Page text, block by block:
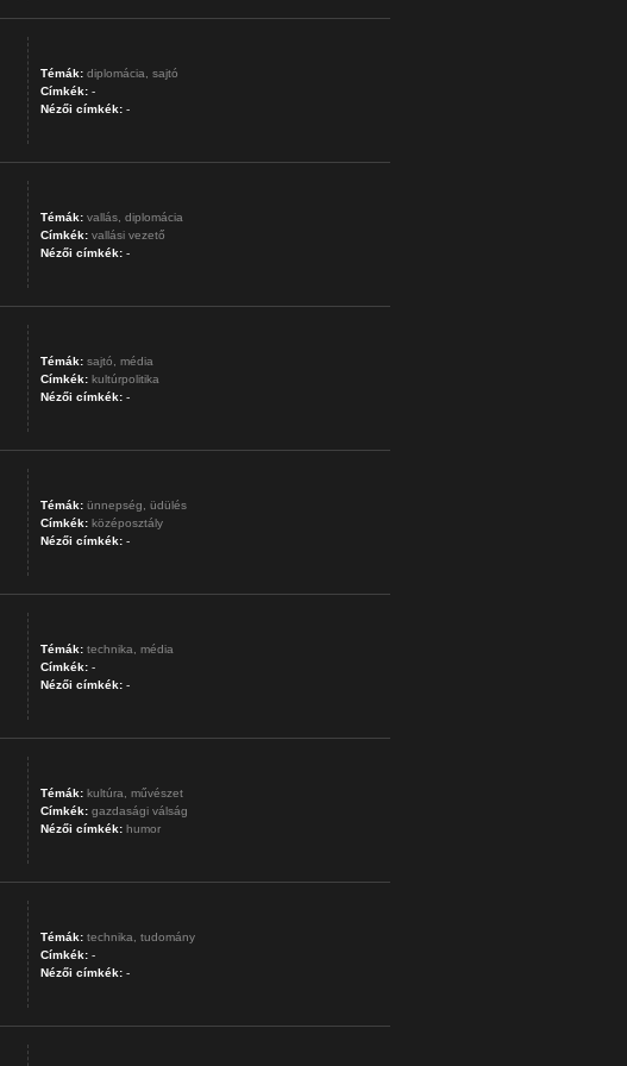
Témák: diplomácia,
sajtó
Címkék:-
Nézői címkék:-
Témák: vallás, diplomácia
Címkék: vallási vezető
Nézői címkék:-
Témák: sajtó,
média
Címkék: kultúrpolitika
Nézői címkék:-
Témák: ünnepség,
üdülés
Címkék: középosztály
Nézői címkék:-
Témák: technika,
média
Címkék:-
Nézői címkék:-
Témák: kultúra,
művészet
Címkék: gazdasági válság
Nézői címkék: humor
Témák: technika,
tudomány
Címkék:-
Nézői címkék:-